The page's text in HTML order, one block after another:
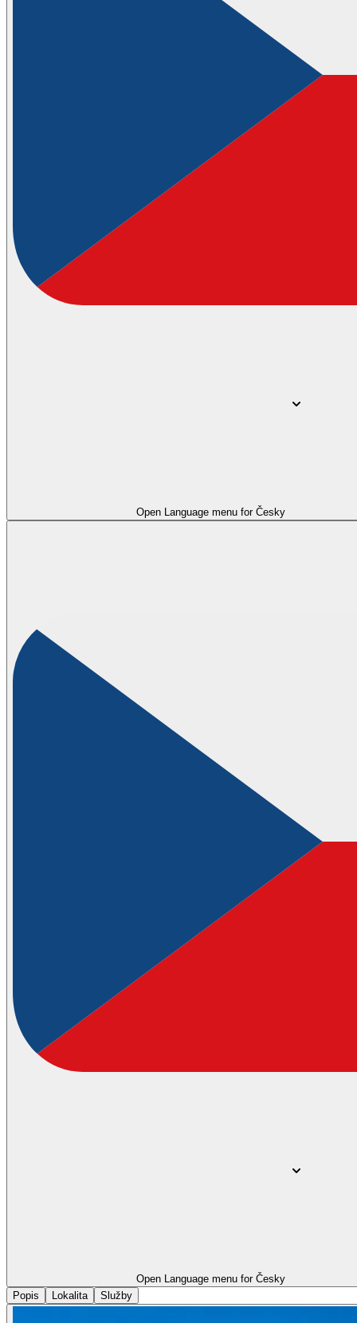
Open Language menu for Česky
Open Language menu for Česky
Popis
Lokalita Služby